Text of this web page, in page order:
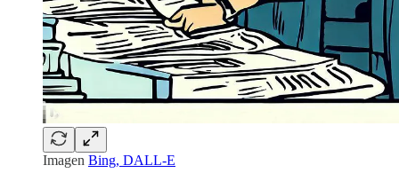
Imagen Bing, DALL-E